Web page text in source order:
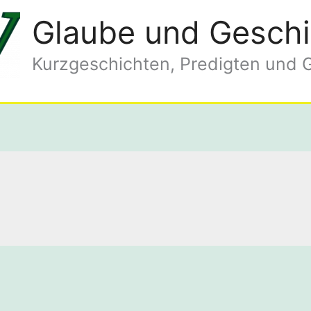
Glaube und
Kurzgeschichten, Predigten und